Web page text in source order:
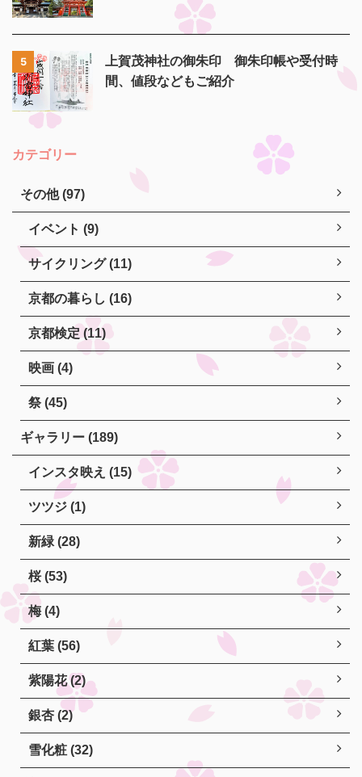
5
上賀茂神社の御朱印 御朱印帳や受付時
間、値段などもご紹介
カテゴリー
その他 (97)
イベント (9)
サイクリング (11)
京都の暮らし (16)
京都検定 (11)
映画 (4)
祭 (45)
ギャラリー (189)
インスタ映え (15)
ツツジ (1)
新緑 (28)
桜 (53)
梅 (4)
紅葉 (56)
紫陽花 (2)
銀杏 (2)
雪化粧 (32)